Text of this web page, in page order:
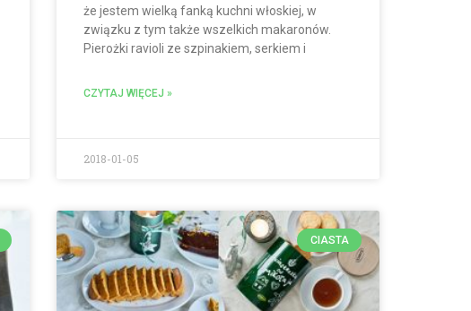
że jestem wielką fanką kuchni włoskiej, w
związku z tym także wszelkich makaronów.
Pierożki ravioli ze szpinakiem, serkiem i
CZYTAJ WIĘCEJ »
2018-01-05
CIASTA